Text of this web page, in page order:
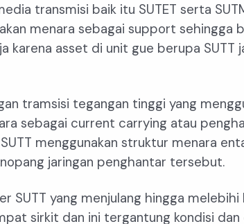
transmisi baik itu SUTET serta
menara sebagai support sehingga
karena asset di unit gue berupa SUTT
tramsisi tegangan tinggi yang
sebagai current carrying atau
menggunakan struktur menara
jaringan penghantar tersebut.
SUTT yang menjulang hingga
sirkit dan ini tergantung kondisi